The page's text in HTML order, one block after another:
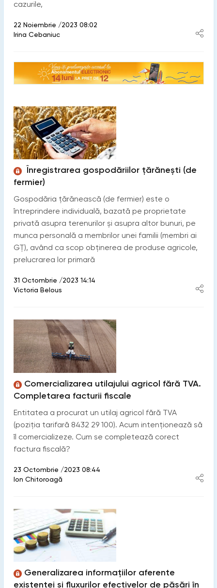
cazurile,
22 Noiembrie /2023 08:02
Irina Cebaniuc
Înregistrarea gospodăriilor țărănești (de
fermier)
Gospodăria ţărănească (de fermier) este o
întreprindere individuală, bazată pe proprietate
privată asupra terenurilor şi asupra altor bunuri, pe
munca personală a membrilor unei familii (membri ai
GȚ), având ca scop obţinerea de produse agricole,
prelucrarea lor primară
31 Octombrie /2023 14:14
Victoria Belous
Comercializarea utilajului agricol fără TVA.
Completarea facturii fiscale
Entitatea a procurat un utilaj agricol fără TVA
(poziția tarifară 8432 29 100). Acum intenționează să
îl comercializeze. Cum se completează corect
factura fiscală?
23 Octombrie /2023 08:44
Ion Chitoroagă
Generalizarea informațiilor aferente
existenței și fluxurilor efectivelor de păsări în